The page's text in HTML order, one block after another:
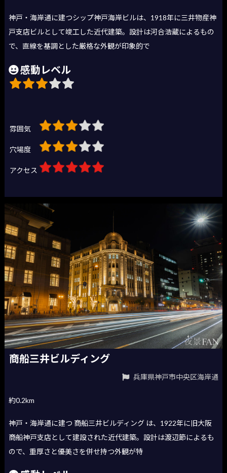
神戸・海岸通に建つシップ神戸海岸ビルは、1918年に三井物産神
戸支店ビルとして竣工した近代建築。設計は河合浩蔵によるもの
で、直線を基調とした厳格な外観が印象的で
感動レベル
雰囲気
穴場度
アクセス
商船三井ビルディング
兵庫県神戸市中央区海岸通
約0.2km
神戸・海岸通に建つ 商船三井ビルディング は、1922年に旧大阪
商船神戸支店として建設された近代建築。設計は渡辺節によるも
ので、重厚さと優美さを併せ持つ外観が特